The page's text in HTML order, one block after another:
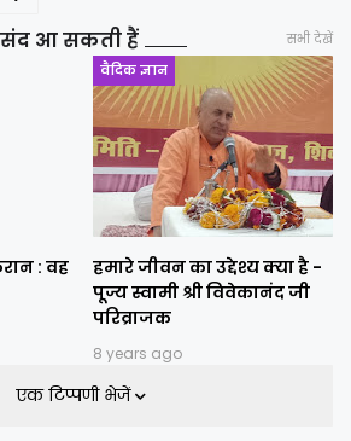
आ सकती हैं सभी देखें
: वह
वैदिक ज्ञान
हमारे जीवन का उद्देश्य क्या है -
पूज्य स्वामी श्री विवेकानंद जी
परिव्राजक
8 years ago
एक टिप्पणी भेजें